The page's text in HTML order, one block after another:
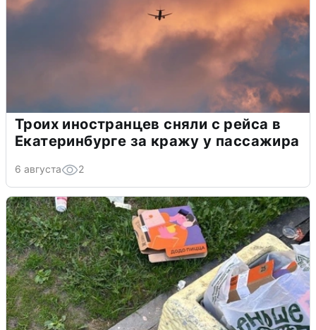
Троих иностранцев сняли с рейса в
Екатеринбурге за кражу у пассажира
6 августа 2